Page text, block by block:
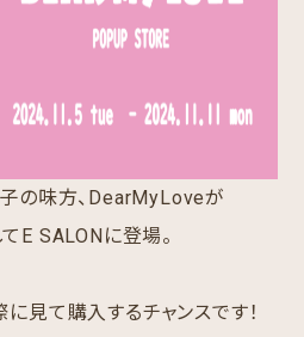
の味方、DearMyLoveが
E SALONに登場。
見て購入するチャンスです！